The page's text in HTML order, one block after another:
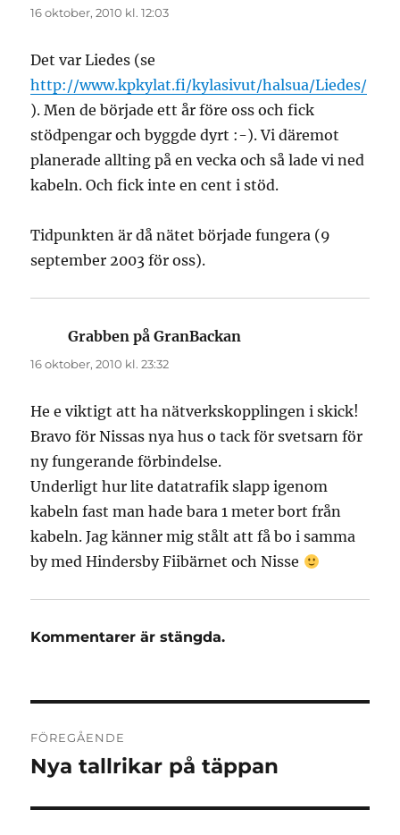
16 oktober, 2010 kl. 12:03
Det var Liedes (se
http://www.kpkylat.fi/kylasivut/halsua/Liedes/
). Men de började ett år före oss och fick
stödpengar och byggde dyrt :-). Vi däremot
planerade allting på en vecka och så lade vi ned
kabeln. Och fick inte en cent i stöd.
Tidpunkten är då nätet började fungera (9
september 2003 för oss).
Grabben på GranBackan
16 oktober, 2010 kl. 23:32
He e viktigt att ha nätverkskopplingen i skick!
Bravo för Nissas nya hus o tack för svetsarn för
ny fungerande förbindelse.
Underligt hur lite datatrafik slapp igenom
kabeln fast man hade bara 1 meter bort från
kabeln. Jag känner mig stålt att få bo i samma
by med Hindersby Fiibärnet och Nisse
Kommentarer är stängda.
FÖREGÅENDE
Föregående
Nya tallrikar på täppan